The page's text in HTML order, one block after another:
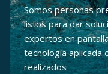
Somos personas
listos para dar
expertos en
tecnología aplicada
realizados